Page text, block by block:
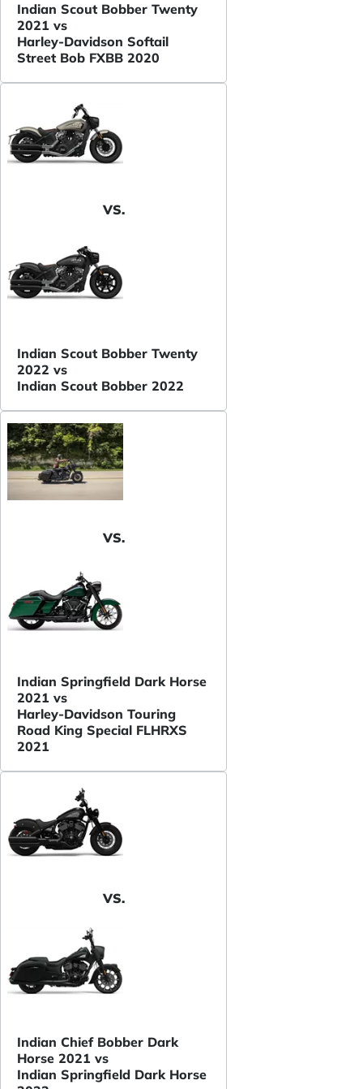
Indian Scout Bobber Twenty
2021 vs
Harley-Davidson Softail
Street Bob FXBB 2020
VS.
Indian Scout Bobber Twenty
2022 vs
Indian Scout Bobber 2022
VS.
Indian Springfield Dark Horse
2021 vs
Harley-Davidson Touring
Road King Special FLHRXS
2021
VS.
Indian Chief Bobber Dark
Horse 2021 vs
Indian Springfield Dark Horse